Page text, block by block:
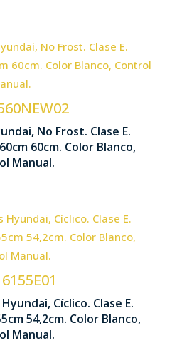
No Frost. Clase E.
60cm. Color Blanco,
Manual.
1850 x 600 x
Cíclico. Clase E.
54,2cm. Color Blanco,
Manual.
1610 x 550 x 542